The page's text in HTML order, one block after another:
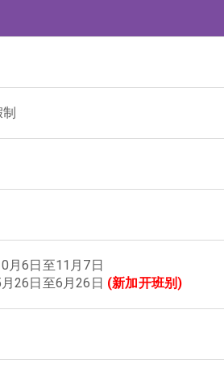
月6日至11月7日
26日至6月26日 (新加开班别)